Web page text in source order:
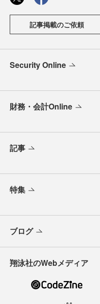
記事掲載のご依頼
Security Online
財務・会計Online
記事
特集
ブログ
翔泳社のWebメディア